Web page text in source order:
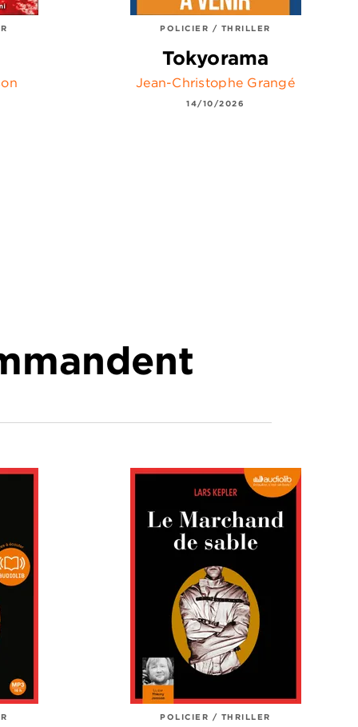
POLICIER / THRILLER
Tokyorama
Jean-Christophe Grangé
14/10/2026
POLICIER / THRILLER